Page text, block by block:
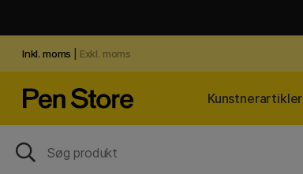
Inkl. moms Exkl. moms
Kunstnerartikler